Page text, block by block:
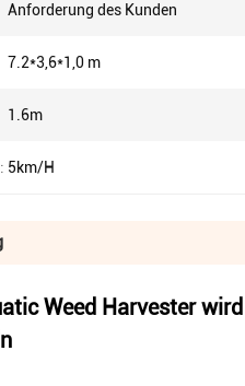
Anforderung des Kunden
7.2*3,6*1,0 m
1.6m
5km/H
Weed Harvester